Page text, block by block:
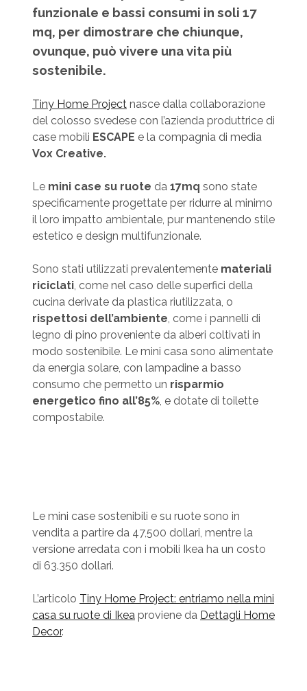
funzionale e bassi consumi in soli 17
mq, per dimostrare che chiunque,
ovunque, può vivere una vita più
sostenibile.
Tiny Home Projectnasce dalla collaborazione
del colosso svedese con l’azienda produttrice di
case mobili ESCAPE e la compagnia di media
Vox Creative.
Le mini case su ruote da 17mq sono state
specificamente progettate per ridurre al minimo
il loro impatto ambientale, pur mantenendo stile
estetico e design multifunzionale.
Sono stati utilizzati prevalentemente materiali
riciclati, come nel caso delle superfici della
cucina derivate da plastica riutilizzata, o
rispettosi dell’ambiente, come i pannelli di
legno di pino proveniente da alberi coltivati in
modo sostenibile. Le mini casa sono alimentate
da energia solare, con lampadine a basso
consumo che permetto un risparmio
energetico fino all’85%, e dotate di toilette
compostabile.
Le mini case sostenibili e su ruote sono in
vendita a partire da 47,500 dollari, mentre la
versione arredata con i mobili Ikea ha un costo
di 63.350 dollari.
L’articolo Tiny Home Project: entriamo nella mini
casa su ruote di Ikeaproviene da Dettagli Home
Decor.